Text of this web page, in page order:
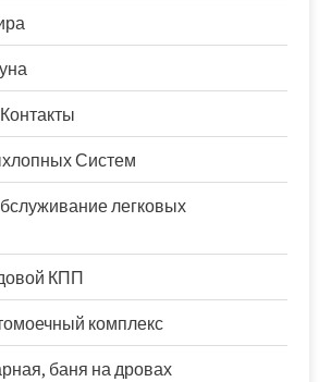
Систем
легковых
КПП
комплекс
баня на дровах